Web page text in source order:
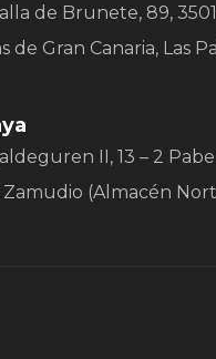
de Brunete, 89,
de Gran Canaria, Las
II, 13 – 2
Zamudio (Almacén